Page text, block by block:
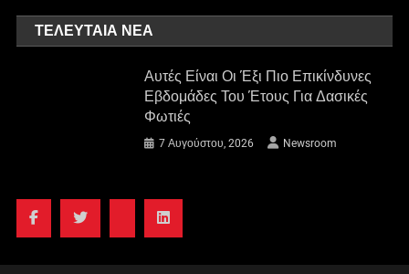
ΤΕΛΕΥΤΑΊΑ ΝΈΑ
Αυτές Είναι Οι Έξι Πιο Επικίνδυνες
Εβδομάδες Του Έτους Για Δασικές
Φωτιές
7 Αυγούστου, 2026 Newsroom